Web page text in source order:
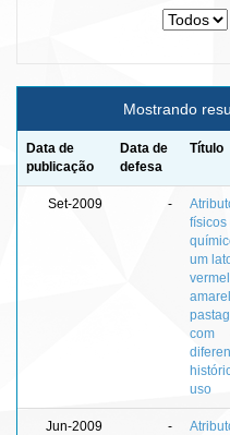
Mostrando
Data de
publicação
Data de
defesa
Título
Set-2009 -
físicos
um
com
uso
Jun-2009 -